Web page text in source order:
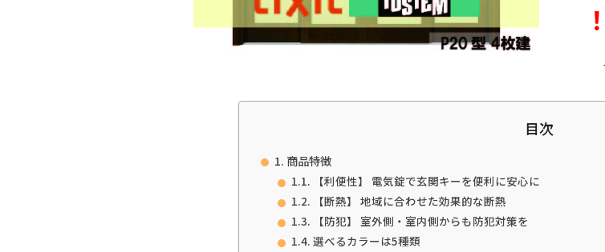
！
目次
商品特徴
【利便性】 電気錠で玄関キーを便利に安心に
【断熱】 地域に合わせた効果的な断熱
【防犯】 室外側・室内側からも防犯対策を
選べるカラーは5種類